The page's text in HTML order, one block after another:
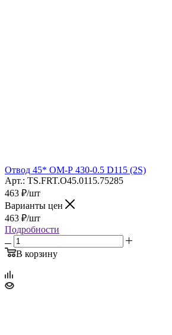
Отвод 45* ОМ-Р 430-0.5 D115 (2S)
Арт.: TS.FRT.O45.0115.75285
463 ₽/шт
Варианты цен
463 ₽/шт
Подробности
В корзину